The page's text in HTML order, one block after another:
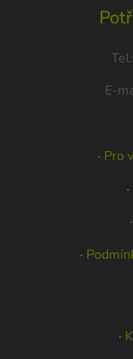
Tel:
E-
· Pro
·
·
·
·